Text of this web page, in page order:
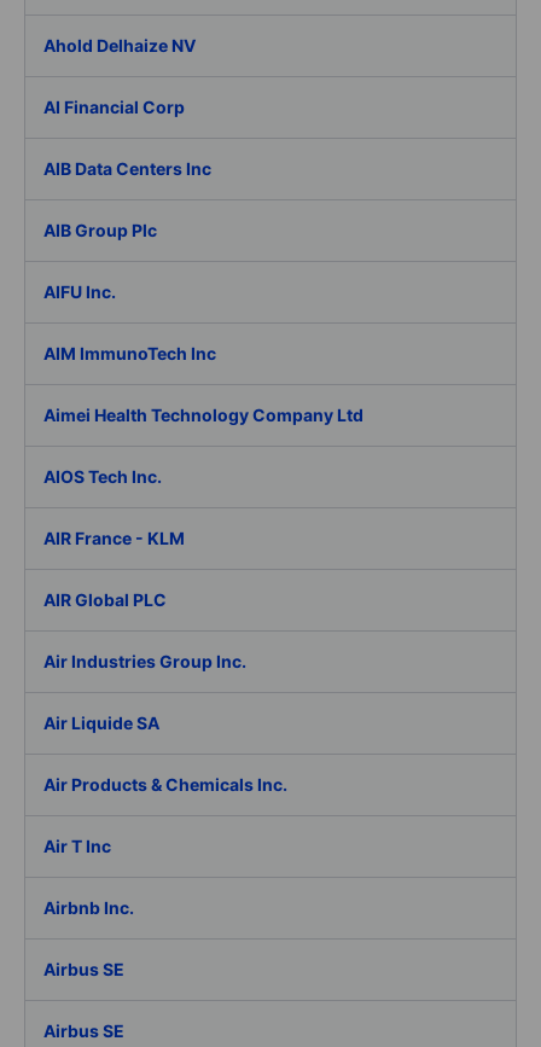
Ahold Delhaize NV
AI Financial Corp
AIB Data Centers Inc
AIB Group Plc
AIFU Inc.
AIM ImmunoTech Inc
Aimei Health Technology Company Ltd
AIOS Tech Inc.
AIR France - KLM
AIR Global PLC
Air Industries Group Inc.
Air Liquide SA
Air Products & Chemicals Inc.
Air T Inc
Airbnb Inc.
Airbus SE
Airbus SE